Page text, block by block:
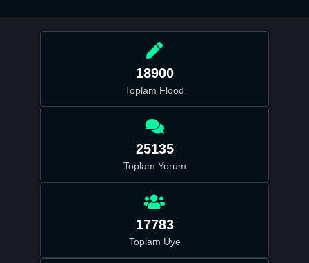
18900
Toplam Flood
25135
Toplam Yorum
17783
Toplam Üye